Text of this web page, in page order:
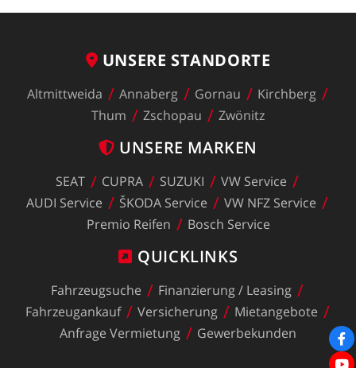
UNSERE STANDORTE
Altmittweida Annaberg Gornau
Kirchberg
Thum
Zschopau Zwönitz
UNSERE MARKEN
SEAT CUPRA SUZUKI VW Service
AUDI Service ŠKODA Service VW NFZ Service
Premio Reifen Bosch Service
QUICKLINKS
Fahrzeugsuche Finanzierung/ Leasing
Fahrzeugankauf
Versicherung
Mietangebote
Anfrage Vermietung Gewerbekunden